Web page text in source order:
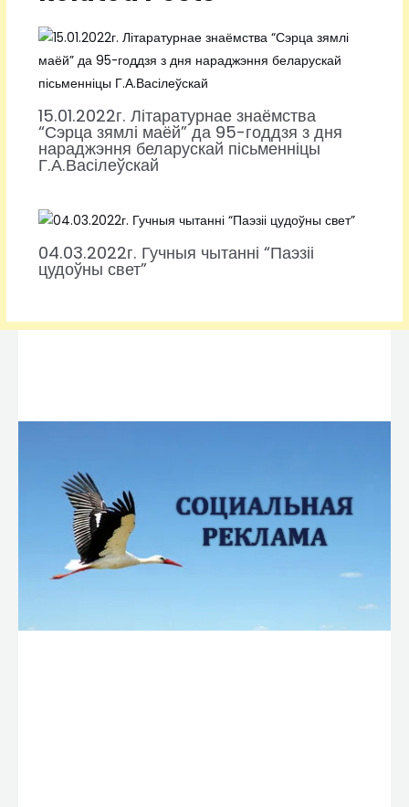
15.01.2022г. Літаратурнае знаёмства
“Сэрца зямлі маёй” да 95-годдзя з дня
нараджэння беларускай пісьменніцы
Г.А.Васілеўскай
04.03.2022г. Гучныя чытанні “Паэзіі
цудоўны свет”